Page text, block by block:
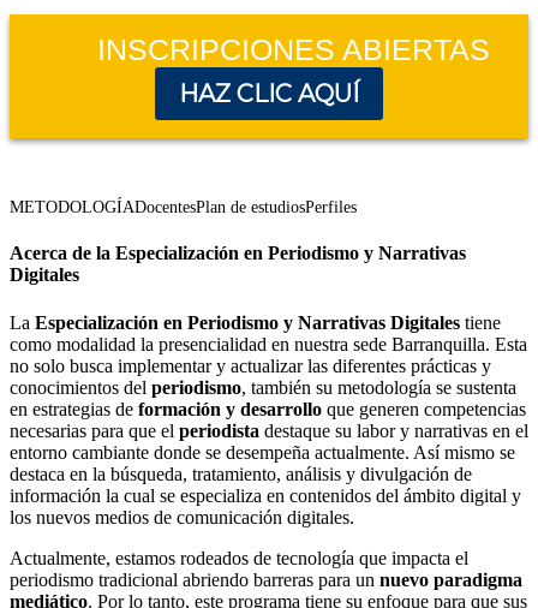
INSCRIPCIONES ABIERTAS
HAZ CLIC AQUÍ
METODOLOGÍADocentesPlan de estudiosPerfiles
Acerca de la Especialización en Periodismo y Narrativas
Digitales
La Especialización en Periodismo y Narrativas Digitales tiene
como modalidad la presencialidad en nuestra sede Barranquilla. Esta
no solo busca implementar y actualizar las diferentes prácticas y
conocimientos del periodismo, también su metodología se sustenta
en estrategias de formación y desarrollo que generen competencias
necesarias para que el periodista destaque su labor y narrativas en el
entorno cambiante donde se desempeña actualmente. Así mismo se
destaca en la búsqueda, tratamiento, análisis y divulgación de
información la cual se especializa en contenidos del ámbito digital y
los nuevos medios de comunicación digitales.
Actualmente, estamos rodeados de tecnología que impacta el
periodismo tradicional abriendo barreras para un nuevo paradigma
mediático. Por lo tanto, este programa tiene su enfoque para que sus